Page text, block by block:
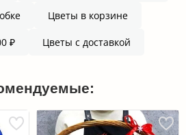
Цветы в корзине
₽ Цветы с доставкой